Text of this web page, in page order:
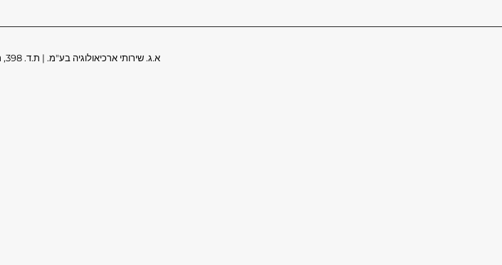
א.ג. שירותי ארכיאולוגיה בע"מ. | ת.ד. 398, רעות 7179902